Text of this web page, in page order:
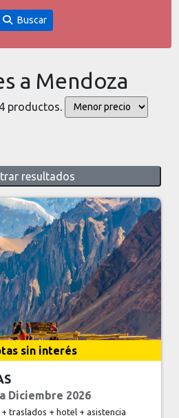
Buscar
a Mendoza
productos.
resultados
sin interés
Diciembre 2026
traslados + hotel + asistencia